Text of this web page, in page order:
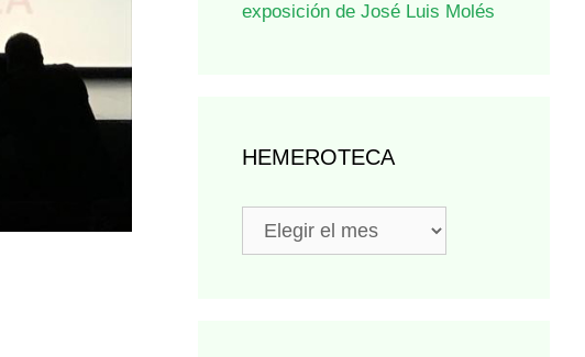
exposición de José Luis Molés
HEMEROTECA
Hemeroteca